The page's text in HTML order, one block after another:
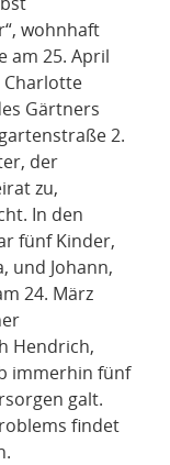
wohnhaft
am 25. April
Charlotte
Gärtners
2.
der
zu,
In den
fünf Kinder,
und Johann,
24. März
Hendrich,
immerhin fünf
galt.
findet